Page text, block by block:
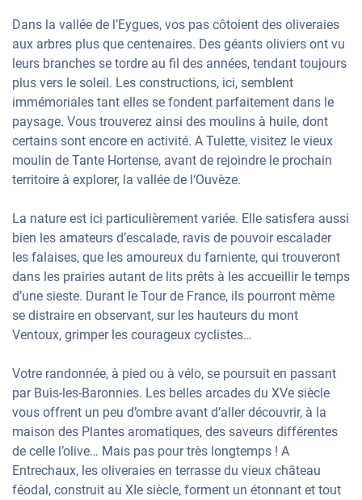
Dans la vallée de l’Eygues, vos pas côtoient des oliveraies
aux arbres plus que centenaires. Des géants oliviers ont vu
leurs branches se tordre au fil des années, tendant toujours
plus vers le soleil. Les constructions, ici, semblent
immémoriales tant elles se fondent parfaitement dans le
paysage. Vous trouverez ainsi des moulins à huile, dont
certains sont encore en activité. A Tulette, visitez le vieux
moulin de Tante Hortense, avant de rejoindre le prochain
territoire à explorer, la vallée de l‘Ouvèze.
La nature est ici particulièrement variée. Elle satisfera aussi
bien les amateurs d’escalade, ravis de pouvoir escalader
les falaises, que les amoureux du farniente, qui trouveront
dans les prairies autant de lits prêts à les accueillir le temps
d’une sieste. Durant le Tour de France, ils pourront même
se distraire en observant, sur les hauteurs du mont
Ventoux, grimper les courageux cyclistes…
Votre randonnée, à pied ou à vélo, se poursuit en passant
par Buis-les-Baronnies. Les belles arcades du XVe siècle
vous offrent un peu d’ombre avant d’aller découvrir, à la
maison des Plantes aromatiques, des saveurs différentes
de celle l’olive… Mais pas pour très longtemps ! A
Entrechaux, les oliveraies en terrasse du vieux château
féodal, construit au XIe siècle, forment un étonnant et tout